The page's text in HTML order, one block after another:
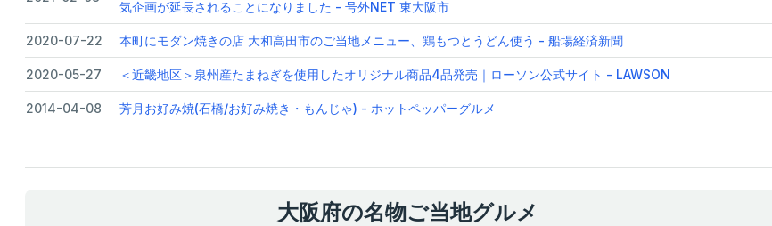
気企画が延長されることになりました - 号外NET 東大阪市
2020-07-22 本町にモダン焼きの店 大和高田市のご当地メニュー、鶏もつとうどん使う - 船場経済新聞
2020-05-27 ＜近畿地区＞泉州産たまねぎを使用したオリジナル商品4品発売｜ローソン公式サイト - LAWSON
2014-04-08 芳月お好み焼(石橋/お好み焼き・もんじゃ) - ホットペッパーグルメ
大阪府の名物ご当地グルメ